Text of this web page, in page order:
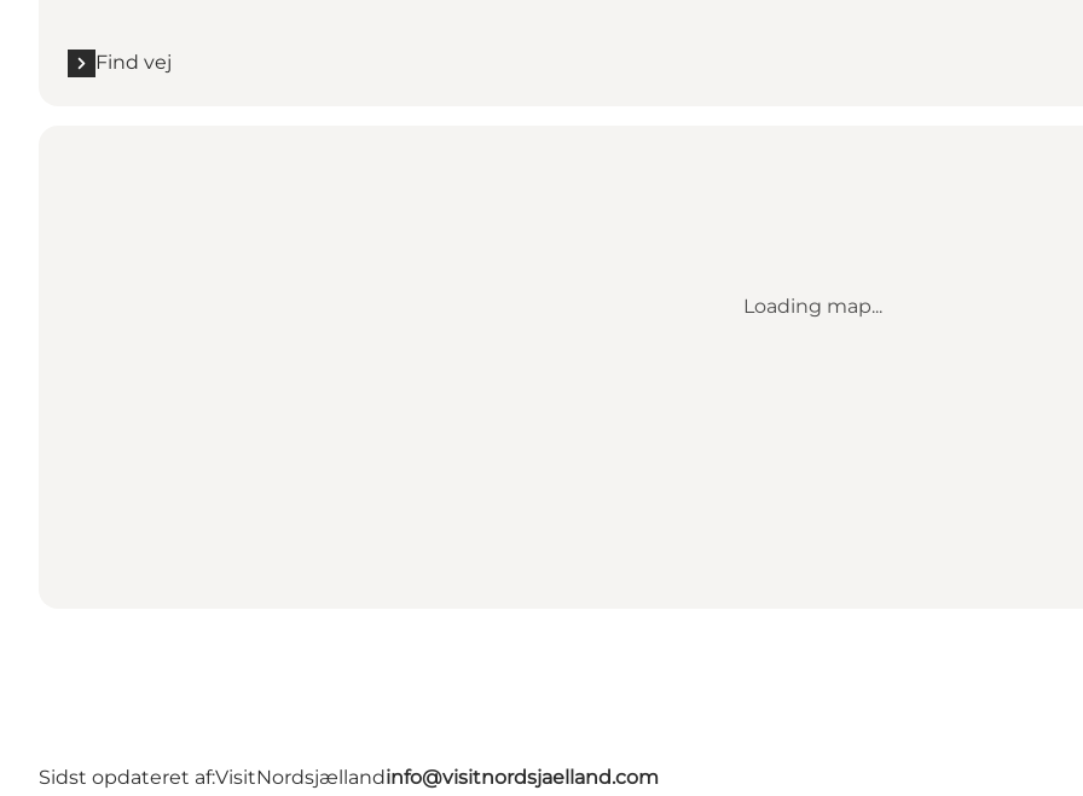
Find vej
Loading map...
Sidst opdateret af:VisitNordsjællandinfo@visitnordsjaelland.com